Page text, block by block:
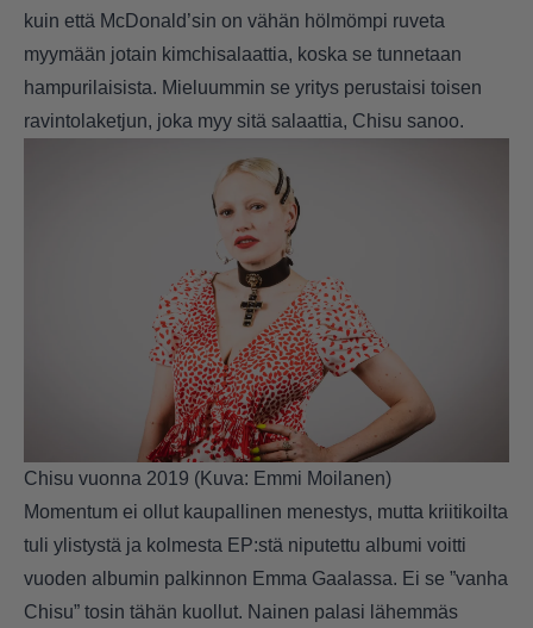
kuin että McDonald’sin on vähän hölmömpi ruveta
myymään jotain kimchisalaattia, koska se tunnetaan
hampurilaisista. Mieluummin se yritys perustaisi toisen
ravintolaketjun, joka myy sitä salaattia, Chisu sanoo.
Chisu vuonna 2019 (Kuva: Emmi Moilanen)
Momentum ei ollut kaupallinen menestys, mutta kriitikoilta
tuli ylistystä ja kolmesta EP:stä niputettu albumi voitti
vuoden albumin palkinnon Emma Gaalassa. Ei se ”vanha
Chisu” tosin tähän kuollut. Nainen palasi lähemmäs